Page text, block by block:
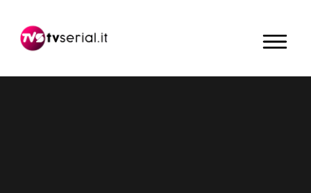
navigazione
contenuto
barra
primaria
MENU